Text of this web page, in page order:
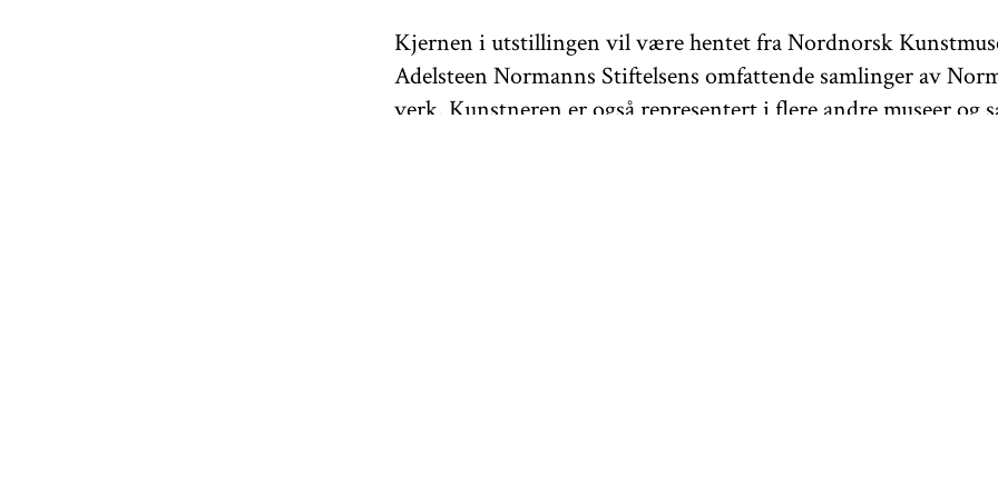
Kjernen i utstillingen vil være hentet fra Nordnorsk
Adelsteen Normanns Stiftelsens omfattende samlinger av
verk. Kunstneren er også representert i flere andre museer og